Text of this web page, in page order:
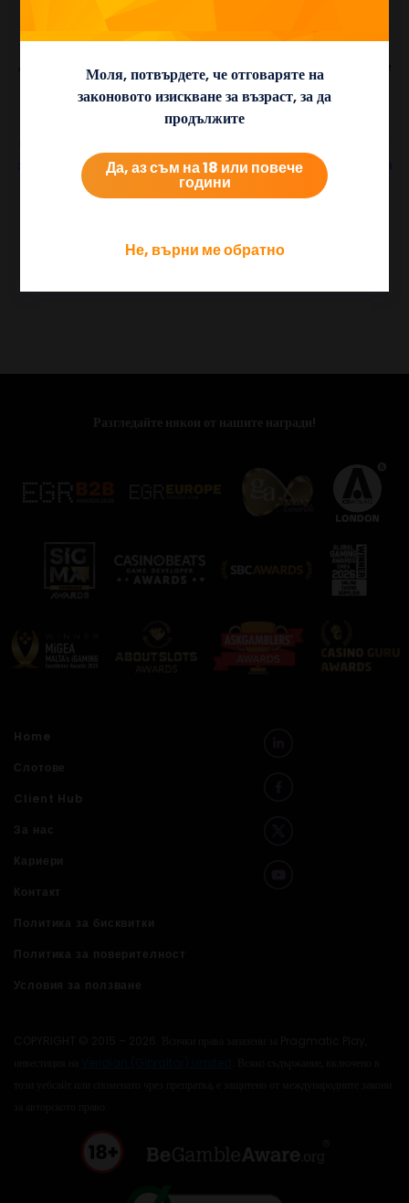
ни, и да направим осезаема разлика.
„Беше страхотно преживяване да работим както с
Асоциацията на родителите с аутизъм, така и с Autism Voice
и очакваме с нетърпение да можем да ги подкрепяме
на месец, като същевременно предоставя
и
игри като част от своето портфолио от
18+ | BeGambleAware.org
Разгледайте някои от нашите награди!
Home
Слотове
Client Hub
За нас
Кариери
Контакт
Политика за бисквитки
Политика за поверителност
Условия за ползване
Моля, потвърдете, че отговаряте на
законовото изискване за възраст, за да
продължите
Да, аз съм на 18 или повече
години
Не, върни ме обратно